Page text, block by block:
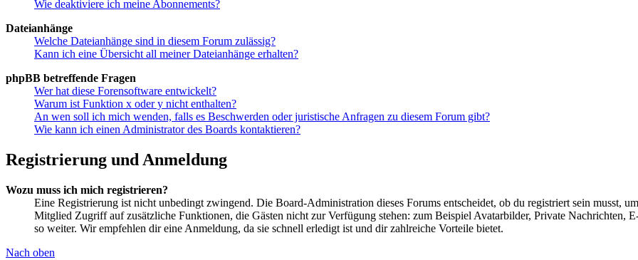
Wie deaktiviere ich meine Abonnements?
Dateianhänge
Welche Dateianhänge sind in diesem Forum zulässig?
Kann ich eine Übersicht all meiner Dateianhänge erhalten?
phpBB betreffende Fragen
Wer hat diese Forensoftware entwickelt?
Warum ist Funktion x oder y nicht enthalten?
An wen soll ich mich wenden, falls es Beschwerden oder juristische Anfragen zu diesem Forum gibt?
Wie kann ich einen Administrator des Boards kontaktieren?
Registrierung und Anmeldung
Wozu muss ich mich registrieren?
Eine Registrierung ist nicht unbedingt zwingend. Die Board-Administration dieses Forums entscheidet, ob du registriert sein musst,
Mitglied Zugriff auf zusätzliche Funktionen, die Gästen nicht zur Verfügung stehen: zum Beispiel Avatarbilder, Private Nachrichten,
so weiter. Wir empfehlen dir eine Anmeldung, da sie schnell erledigt ist und dir zahlreiche Vorteile bietet.
Nach oben